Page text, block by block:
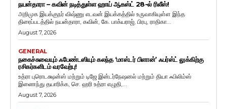
நயன்தாரா – கவின் நடித்துள்ள ஹாய் ஆகஸ்ட் 28-ல் ரிலீஸ்!
அறிமுக இயக்குநர் விஷ்ணு எடவன் இயக்கத்தில் உருவாகியுள்ள இந்த
திரைப்படத்தில் நயன்தாரா, கவின், கே. பாக்யராஜ், பிரபு, ராதிகா...
August 7, 2026
GENERAL
நகைச்சுவையும் ஃபேண்டஸியும் கலந்த ‘மாஸ்டர் பிளான்’ ஃபர்ஸ்ட் லுக்கிற்கு
ரசிகர்களிடம் வரவேற்பு!
உத்ரா புரொடக்ஷன்ஸ் மற்றும் டிஜே இன்டர்நேஷனல் மற்றும் தியா ஃபிலிம்ஸ்
இணைந்து தயாரிக்க, செ. ஹரி உத்ரா எழுதி,...
August 7, 2026